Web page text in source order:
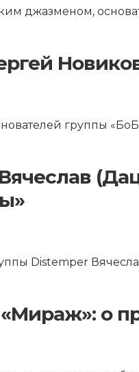
джазменом,
группы
Вячеслав
Distemper
«Мираж»: о